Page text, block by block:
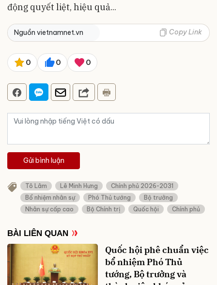
động quyết liệt, hiệu quả...
Nguồn vietnamnet.vn Copy Link
0 0 0
Gửi bình luận
Tô Lâm Lê Minh Hưng
Chính phủ 2026-2031
Bổ nhiệm nhân sự
Phó Thủ tướng
Bộ trưởng
Nhân sự cấp cao
Bộ Chính trị Quốc hội Chính phủ
BÀI LIÊN QUAN
Quốc hội phê chuẩn việc
bổ nhiệm Phó Thủ
tướng, Bộ trưởng và